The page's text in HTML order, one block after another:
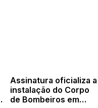
Assinatura oficializa a
instalação do Corpo
de Bombeiros em